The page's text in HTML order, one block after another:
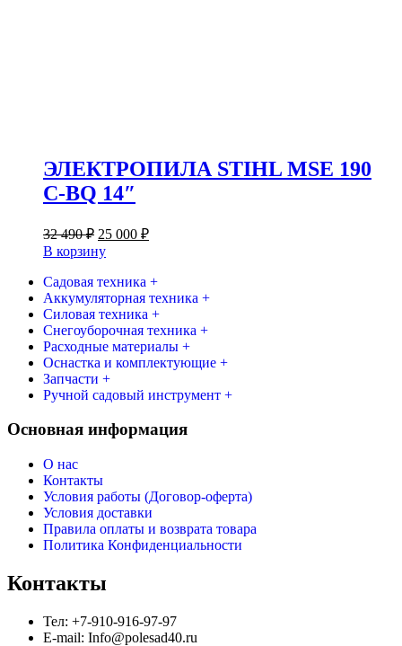
ЭЛЕКТРОПИЛА STIHL MSE 190
C-BQ 14″
32 490₽ Первоначальная
цена
составляла
32
490 ₽.
25 000 ₽Текущая
000 ₽.
В корзину
Садовая техника +
Аккумуляторная техника +
Силовая техника +
Снегоуборочная техника +
Расходные материалы +
Оснастка и комплектующие +
Запчасти +
Ручной садовый инструмент +
Основная информация
О нас
Контакты
Условия работы (Договор-оферта)
Условия доставки
Правила оплаты и возврата товара
Политика Конфиденциальности
Контакты
Тел: +7-910-916-97-97
E-mail: Info@polesad40.ru